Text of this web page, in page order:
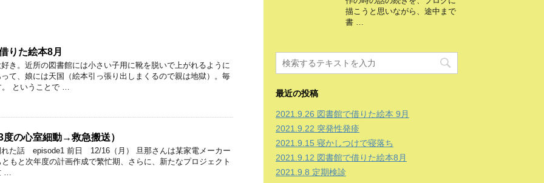
りた絵本8月
き。近所の図書館には小さい子用に靴を脱いで上がれるように
て、娘には天国（絵本引っ張り出しまくるので親は地獄）。毎
。 ということで …
の心室細動→救急搬送）
れた話 episode1 前日 12/16（月） 旦那さんは某家電メーカー
もと次年度の計画作成で繁忙期、さらに、新たなプロジェクト
…
描こうと思いながら、途中まで
書 …
最近の投稿
2021.9.26 図書館で借りた絵本 9月
2021.9.22 突発性発疹
2021.9.15 寝かしつけで寝落ち
2021.9.12 図書館で借りた絵本8月
2021.9.8 定期検診